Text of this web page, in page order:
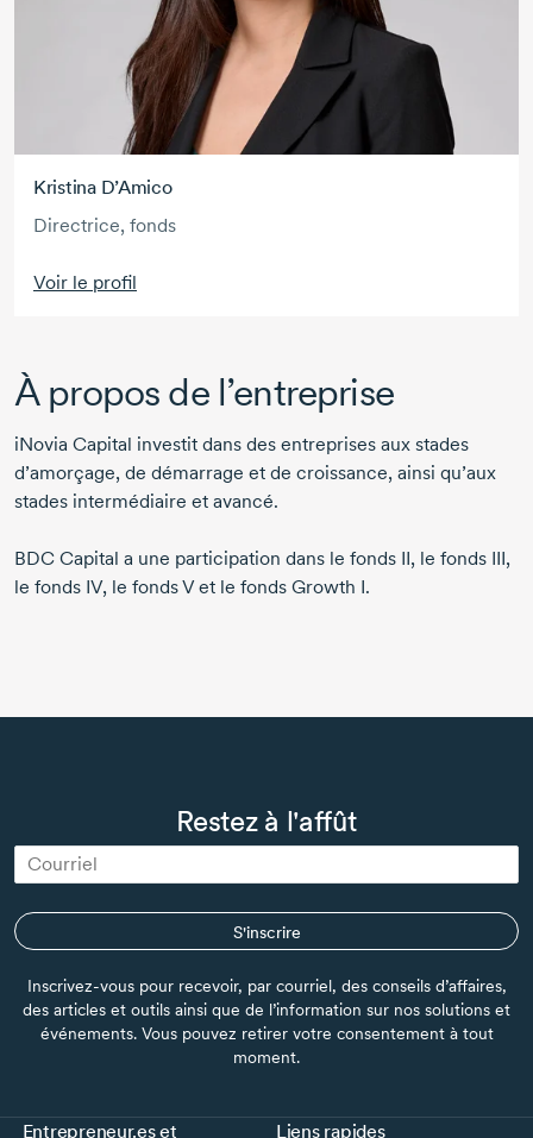
Kristina D’Amico
Directrice, fonds
Voir le profil
À propos de l’entreprise
iNovia Capital investit dans des entreprises aux stades
d’amorçage, de démarrage et de croissance, ainsi qu’aux
stades intermédiaire et avancé.
BDC Capital a une participation dans le fonds II, le fonds III,
le fonds IV, le fonds V et le fonds Growth I.
Restez à l'affût
S'inscrire
Inscrivez-vous pour recevoir, par courriel, des conseils d’affaires,
des articles et outils ainsi que de l’information sur nos solutions et
événements. Vous pouvez retirer votre consentement à tout
moment.
Entrepreneur.es et
Liens rapides